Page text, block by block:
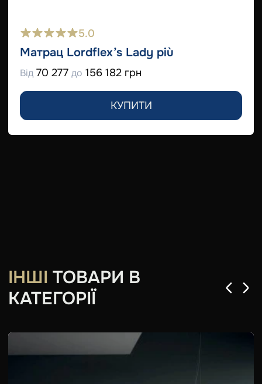
5.0
Матрац Lordflex’s Lady più
Від 70 277 до 156 182 грн
КУПИТИ
ІНШІ ТОВАРИ В
КАТЕГОРІЇ